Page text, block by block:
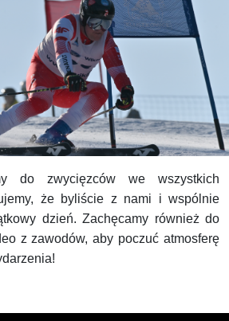
do zwycięzców we wszystkich
że byliście z nami i wspólnie
dzień. Zachęcamy również do
z zawodów, aby poczuć atmosferę